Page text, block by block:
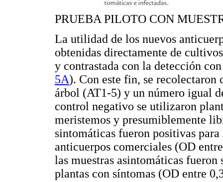
PRUEBA PILOTO CON
La utilidad de los nuevos
obtenidas directamente de
y contrastada con la detección
5A). Con este fin, se recolectaron
árbol (AT1-5) y un número igual
control negativo se utilizaron
meristemos y presumiblemente
sintomáticas fueron positivas
anticuerpos comerciales (OD
las muestras asintomáticas
plantas con síntomas (OD entre